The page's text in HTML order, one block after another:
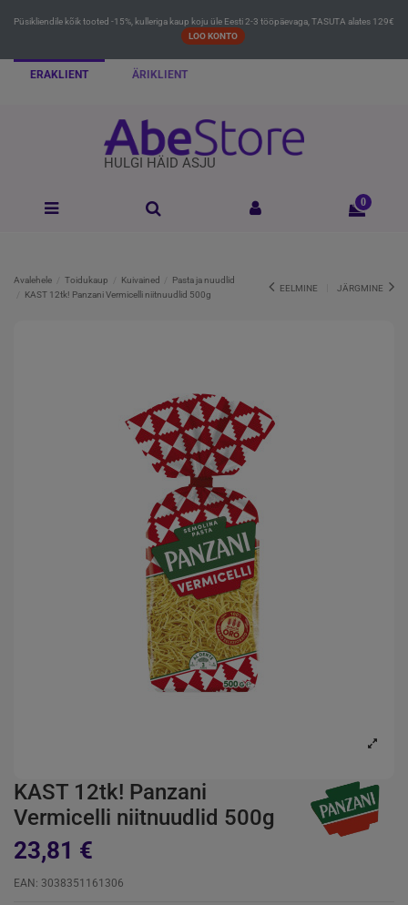
Püsikliendile kõik tooted -15%, kulleriga kaup koju üle Eesti 2-3 tööpäevaga, TASUTA alates 129€
LOO KONTO
ERAKLIENT ÄRIKLIENT
HULGI HÄID ASJU
0
Avalehele Toidukaup Kuivained
Pasta ja nuudlid
KAST 12tk! Panzani Vermicelli niitnuudlid 500g
EELMINE JÄRGMINE
KAST 12tk! Panzani
Vermicelli niitnuudlid 500g
23,81 €
EAN: 3038351161306